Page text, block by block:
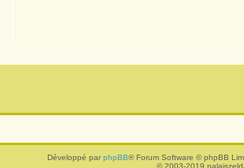
Développé par phpBB® Forum Software © phpBB
© 2003-2019